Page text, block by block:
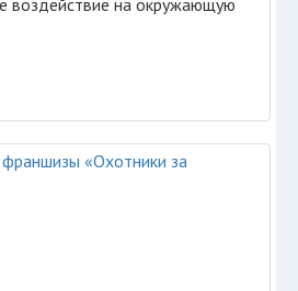
воздействие на окружающую